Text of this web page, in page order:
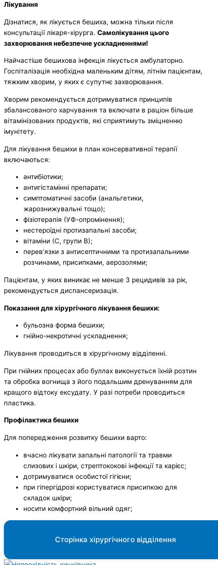
Лікування
Дізнатися, як лікується бешиха, можна тільки після
консультації лікаря-хірурга. Самолікування цього
захворювання небезпечне ускладненнями!
Найчастіше бешихова інфекція лікується амбулаторно.
Госпіталізація необхідна маленьким дітям, літнім пацієнтам,
тяжким хворим, у яких є супутнє захворювання.
Хворим рекомендується дотримуватися принципів
збалансованого харчування та включати в раціон більше
вітамінізованих продуктів, які сприятимуть зміцненню
імунітету.
Для лікування бешихи в план консервативної терапії
включаються:
антибіотики;
антигістамінні препарати;
симптоматичні засоби (анальгетики,
жарознижувальні тощо);
фізіотерапія (УФ-опромінення);
нестероїдні протизапальні засоби;
вітаміни (С, групи В);
перев’язки з антисептичними та протизапальними
розчинами, присипками, аерозолями;
Пацієнтам, у яких виникає не менше 3 рецидивів за рік,
рекомендується диспансеризація.
Показання для хірургічного лікування бешихи:
бульозна форма бешихи;
гнійно-некротичні ускладнення;
Лікування проводиться в хірургічному відділенні.
При гнійних процесах або буллах виконується їхній розтин
та обробка вогнища з його подальшим дренуванням для
кращого відтоку ексудату. У разі потреби проводиться
пластика.
Профілактика бешихи
Для попередження розвитку бешихи варто:
вчасно лікувати запальні патології та травми
слизових і шкіри, стрептококові інфекції та карієс;
дотримуватися особистої гігієни;
при гіпергідрозі користуватися присипкою для
складок шкіри;
носити комфортний вільний одяг;
Сторінка хірургічного відділення